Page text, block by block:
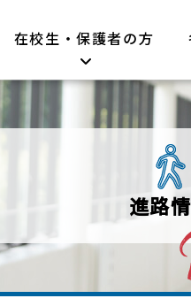
在校生・保護者の方
進路